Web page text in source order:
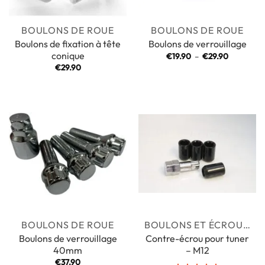
BOULONS DE ROUE
Boulons de fixation à tête
conique
€29.90
BOULONS DE ROUE
Boulons de verrouillage
€19.90 – €29.90Plage
BOULONS DE ROUE
Boulons de verrouillage
40mm
€37.90
BOULONS ET ÉCROUS DE ROUE
Contre-écrou pour tuner
– M12